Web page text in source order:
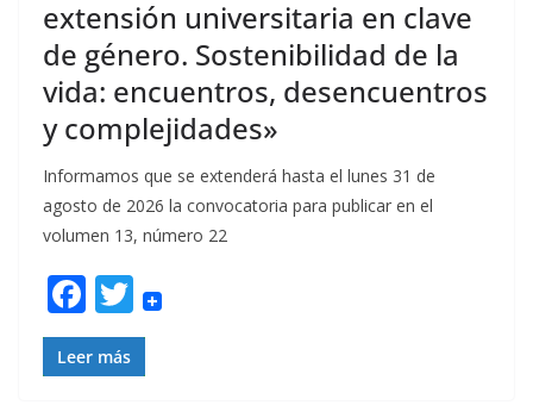
extensión universitaria en clave
de género. Sostenibilidad de la
vida: encuentros, desencuentros
y complejidades»
Informamos que se extenderá hasta el lunes 31 de
agosto de 2026 la convocatoria para publicar en el
volumen 13, número 22
F
ac
e
T
w
itt
Leer más